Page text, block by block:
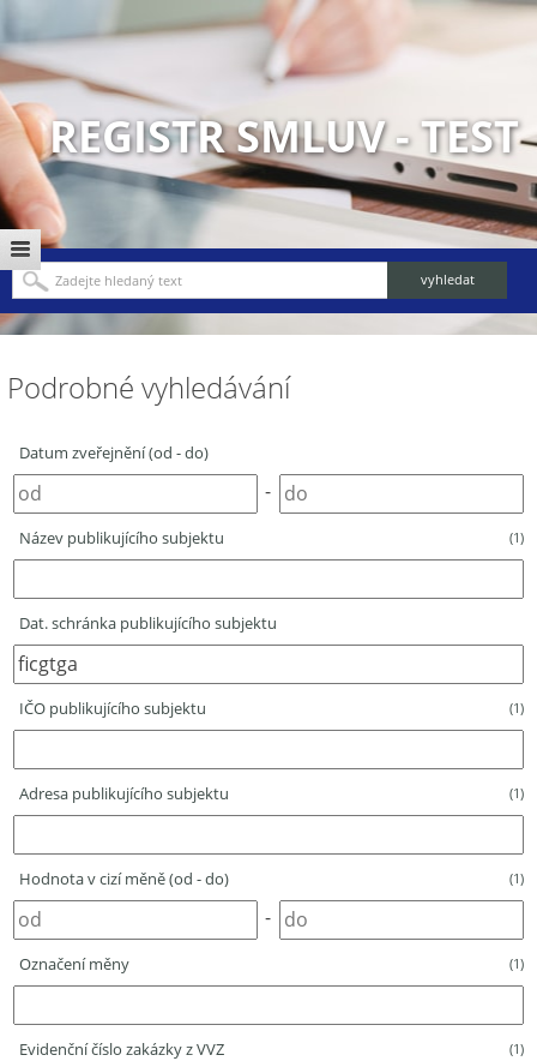
REGISTR SMLUV - TEST
Podrobné vyhledávání
Datum zveřejnění (od - do)
-
Název publikujícího subjektu (1)
Dat. schránka publikujícího subjektu
IČO publikujícího subjektu (1)
Adresa publikujícího subjektu (1)
Hodnota v cizí měně (od - do) (1)
-
Označení měny (1)
Evidenční číslo zakázky z VVZ (1)